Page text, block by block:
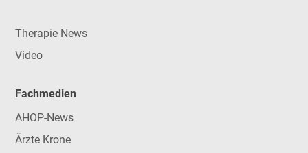
Therapie News
Video
Fachmedien
AHOP-News
Ärzte Krone